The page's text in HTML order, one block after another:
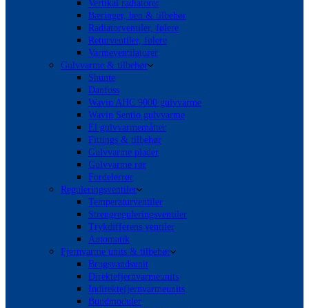
Vertikal radiatorer
Bæringer, ben & tilbehør
Radiatorventiler, følere
Returventiler, følere
Varmeventilatorer
Gulvvarme & tilbehør
Shunte
Danfoss
Wavin AHC 9000 gulvvarme
Wavin Sentio gulvvarme
El gulvvarmemåtter
Fittings & tilbehør
Gulvvarme plader
Gulvvarme rør
Fordelerrør
Reguleringsventiler
Temperaturventiler
Strengreguleringsventiler
Trykdifferens ventiler
Automatik
Fjernvarme units & tilbehør
Brugsvandsunit
Direktefjernvarmeunits
Indirektefjernvarmeunits
Bundmoduler